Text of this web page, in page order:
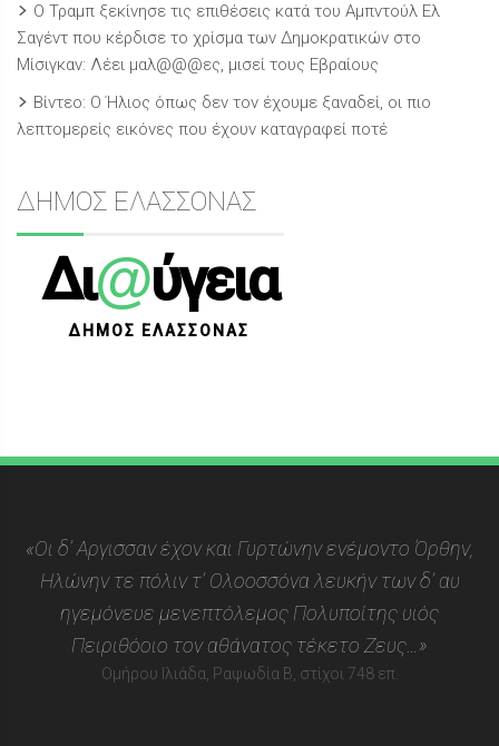
O Τραμπ ξεκίνησε τις επιθέσεις κατά του Αμπντούλ Ελ
Σαγέντ που κέρδισε το χρίσμα των Δημοκρατικών στο
Μίσιγκαν: Λέει μαλ@@@ες, μισεί τους Εβραίους
Βίντεο: Ο Ήλιος όπως δεν τον έχουμε ξαναδεί, οι πιο
λεπτομερείς εικόνες που έχουν καταγραφεί ποτέ
ΔΗΜΟΣ ΕΛΑΣΣΟΝΑΣ
Δι@ύγεια
ΔΗΜΟΣ ΕΛΑΣΣΟΝΑΣ
«Οι δ’ Αργισσαν έχον και Γυρτώνην ενέμοντο Όρθην,
Ηλώνην τε πόλιν τ’ Ολοοσσόνα λευκήν των δ’ αυ
ηγεμόνευε μενεπτόλεμος Πολυποίτης υιός
Πειριθόοιο τον αθάνατος τέκετο Ζευς…»
Ομήρου Ιλιάδα, Ραψωδία Β, στίχοι 748 επ.